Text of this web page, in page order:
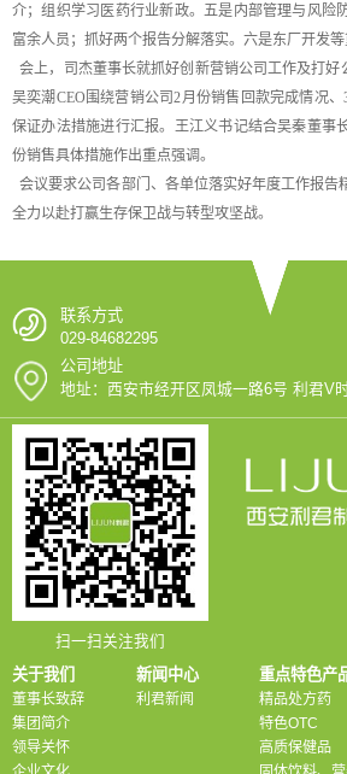
介；组织学习医药行业新政。五是内部管理与风险
富余人员；抓好两个报告分解落实。六是东厂开发等
会上，司杰董事长就抓好创新营销公司工作及打好
吴奕潮CEO围绕营销公司2月份销售回款完成情况
保证办法措施进行汇报。王江义书记结合吴秦董事
份销售具体措施作出重点强调。
会议要求公司各部门、各单位落实好年度工作报告
全力以赴打赢生存保卫战与转型攻坚战。
联系方式
029-84682295
公司地址
地址：西安市经开区凤城一路6号 利君V
扫一扫关注我们
关于我们
董事长致辞
集团简介
领导关怀
新闻中心
利君新闻
重点特色产
精品处方药
特色OTC
高质保健品